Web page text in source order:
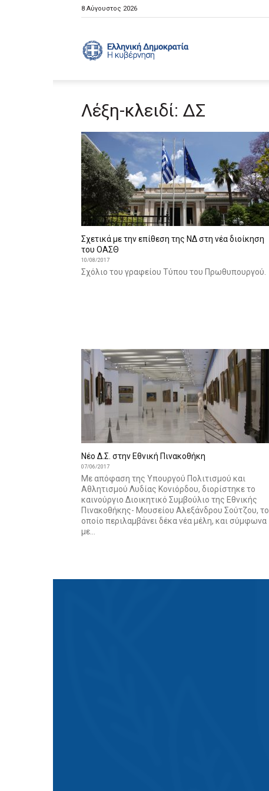
8 Αύγουστος 2026
Κυβέρνηση
Λέξη-κλειδί: ΔΣ
Σχετικά με την επίθεση της ΝΔ στη νέα διοίκηση
του ΟΑΣΘ
10/08/2017
Σχόλιο του γραφείου Τύπου του Πρωθυπουργού.
Νέο Δ.Σ. στην Εθνική Πινακοθήκη
07/06/2017
Με απόφαση της Υπουργού Πολιτισμού και
Αθλητισμού Λυδίας Κονιόρδου, διορίστηκε το
καινούργιο Διοικητικό Συμβούλιο της Εθνικής
Πινακοθήκης- Μουσείου Αλεξάνδρου Σούτζου, το
οποίο περιλαμβάνει δέκα νέα μέλη, και σύμφωνα
με...